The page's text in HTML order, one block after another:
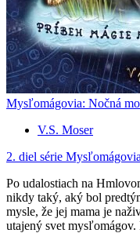
Mysľomágovia: Nočná
V.S. Moser
2. diel série Mysľomágovia
Po udalostiach na
nikdy taký, aký bol
mysle, že jej mama je
utajený svet